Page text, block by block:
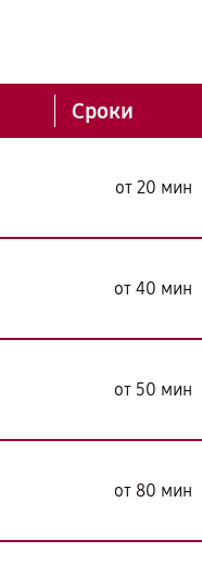
Сроки
от 20 мин
от 40 мин
от 50 мин
от 80 мин